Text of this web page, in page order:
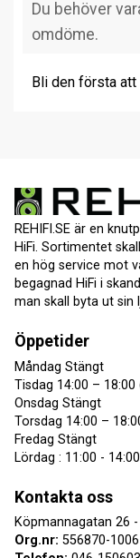
Bli den första
REHIFI.SE är en
HiFi. Sortimentet
en hög service mot
begagnad HiFi i
man skall byta ut sin
Öppetider
Måndag Stängt
Tisdag 14:00 –
Onsdag Stängt
Torsdag 14:00 –
Fredag Stängt
Lördag : 11:00 -
Kontakta oss
Köpmannagatan 26
Org.nr: 556870-1006